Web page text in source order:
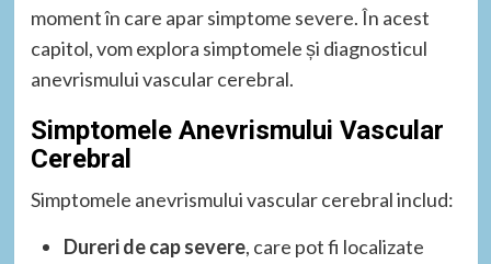
moment în care apar simptome severe. În acest
capitol, vom explora simptomele și diagnosticul
anevrismului vascular cerebral.
Simptomele Anevrismului Vascular
Cerebral
Simptomele anevrismului vascular cerebral includ:
Dureri de cap severe, care pot fi localizate